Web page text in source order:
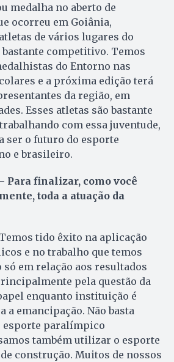
medalha no aberto de
ocorreu em Goiânia,
de vários lugares do
competitivo. Temos
do Entorno nas
e a próxima edição terá
da região, em
Esses atletas são bastante
com essa juventude,
ser o futuro do esporte
e brasileiro.
Para finalizar, como você
toda a atuação da
tido êxito na aplicação
e no trabalho que temos
só em relação aos resultados
pela questão da
enquanto instituição é
a emancipação. Não basta
esporte paralímpico
também utilizar o esporte
construção. Muitos de nossos